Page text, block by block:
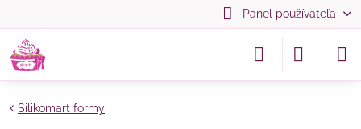
Panel používateľa
Silikomart formy